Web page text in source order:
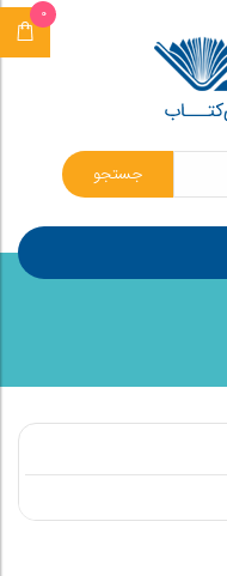
0
جستجو